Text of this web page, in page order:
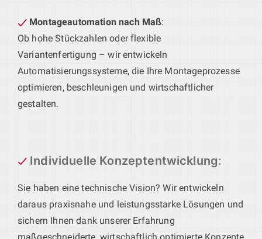
Montageautomation nach Maß:
Ob hohe Stückzahlen oder flexible
Variantenfertigung – wir entwickeln
Automatisierungssysteme, die Ihre Montageprozesse
optimieren, beschleunigen und wirtschaftlicher
gestalten.
Individuelle Konzeptentwicklung:
Sie haben eine technische Vision? Wir entwickeln
daraus praxisnahe und leistungsstarke Lösungen und
sichern Ihnen dank unserer Erfahrung